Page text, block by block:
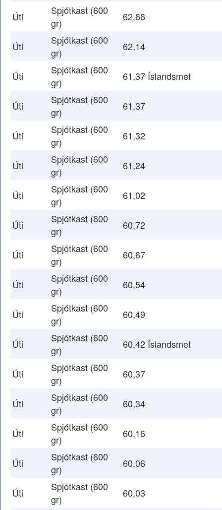
Úti
Spjótkast (600
gr)
62,66
Úti
Spjótkast (600
gr)
62,14
Úti
Spjótkast (600
gr)
61,37 Íslandsmet
Úti
Spjótkast (600
gr)
61,37
Úti
Spjótkast (600
gr)
61,32
Úti
Spjótkast (600
gr)
61,24
Úti
Spjótkast (600
gr)
61,02
Úti
Spjótkast (600
gr)
60,72
Úti
Spjótkast (600
gr)
60,67
Úti
Spjótkast (600
gr)
60,54
Úti
Spjótkast (600
gr)
60,49
Úti
Spjótkast (600
gr)
60,42 Íslandsmet
Úti
Spjótkast (600
gr)
60,37
Úti
Spjótkast (600
gr)
60,34
Úti
Spjótkast (600
gr)
60,16
Úti
Spjótkast (600
gr)
60,06
Úti
Spjótkast (600
gr)
60,03